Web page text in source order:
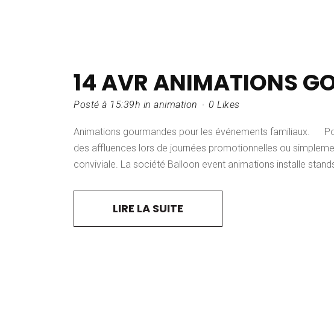
14 AVRANIMATIONS
Posté à 15:39h in animation 0 Likes
Animations gourmandes pour les événements familiaux.
des affluences lors de journées promotionnelles ou
conviviale. La société Balloon event animations installe
LIRE LA SUITE